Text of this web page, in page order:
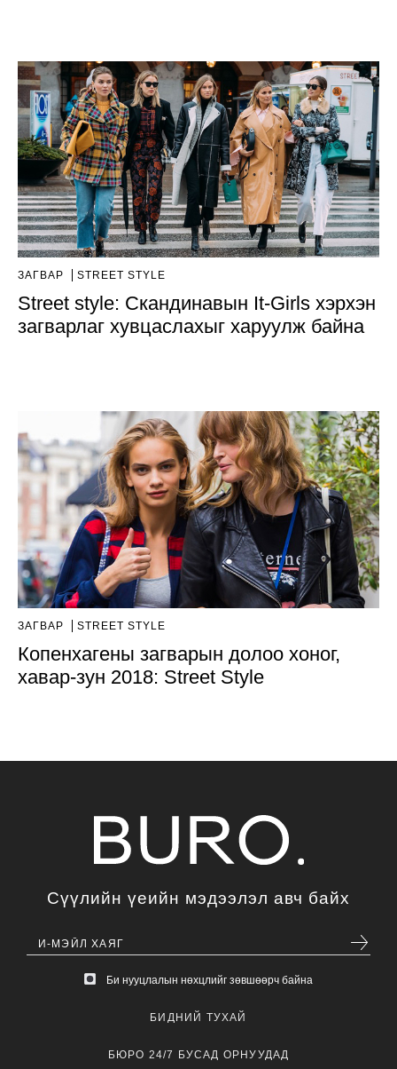
ЗАГВАР STREET STYLE
Street style: Скандинавын It-Girls хэрхэн
загварлаг хувцаслахыг харуулж байна
ЗАГВАР STREET STYLE
Копенхагены загварын долоо хоног,
хавар-зун 2018: Street Style
Сүүлийн үеийн мэдээлэл авч байх
Би нууцлалын нөхцлийг зөвшөөрч байна
БИДНИЙ ТУХАЙ
БЮРО 24/7 БУСАД ОРНУУДАД